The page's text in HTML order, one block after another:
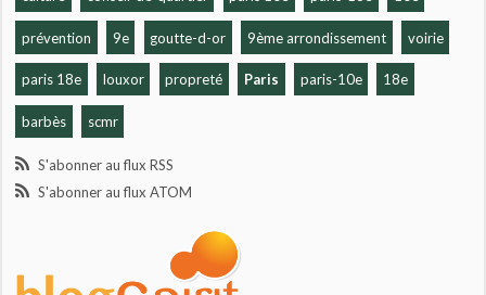
prévention 9e goutte-d-or 9ème arrondissement voirie
paris 18e louxor propreté Paris paris-10e 18e
barbès scmr
S'abonner au flux RSS
S'abonner au flux ATOM